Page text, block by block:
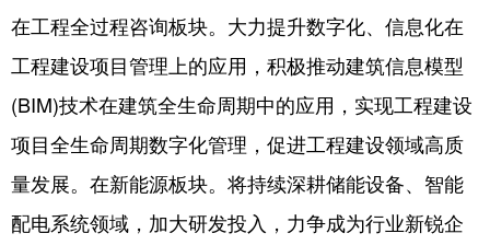
在工程全过程咨询板块。大力提升数字化、信息化在
工程建设项目管理上的应用，积极推动建筑信息模型
(BIM)技术在建筑全生命周期中的应用，实现工程建设
项目全生命周期数字化管理，促进工程建设领域高质
量发展。在新能源板块。将持续深耕储能设备、智能
配电系统领域，加大研发投入，力争成为行业新锐企